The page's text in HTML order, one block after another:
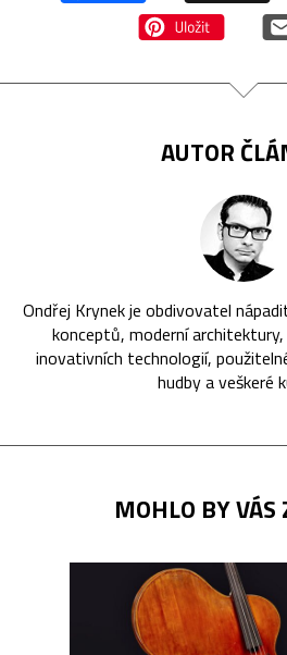
AUTOR
Ondřej Krynek je obdivovatel
konceptů, moderní
inovativních technologií,
hudby a veškeré
MOHLO BY VÁS